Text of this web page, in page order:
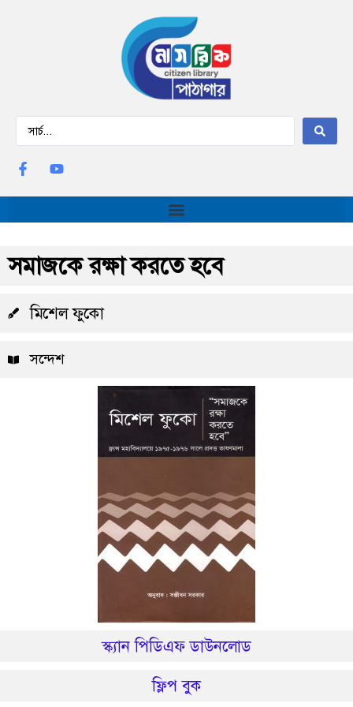
সমাজকে রক্ষা করতে হবে
মিশেল ফুকো
সন্দেশ
স্ক্যান পিডিএফ ডাউনলোড
ফ্লিপ বুক